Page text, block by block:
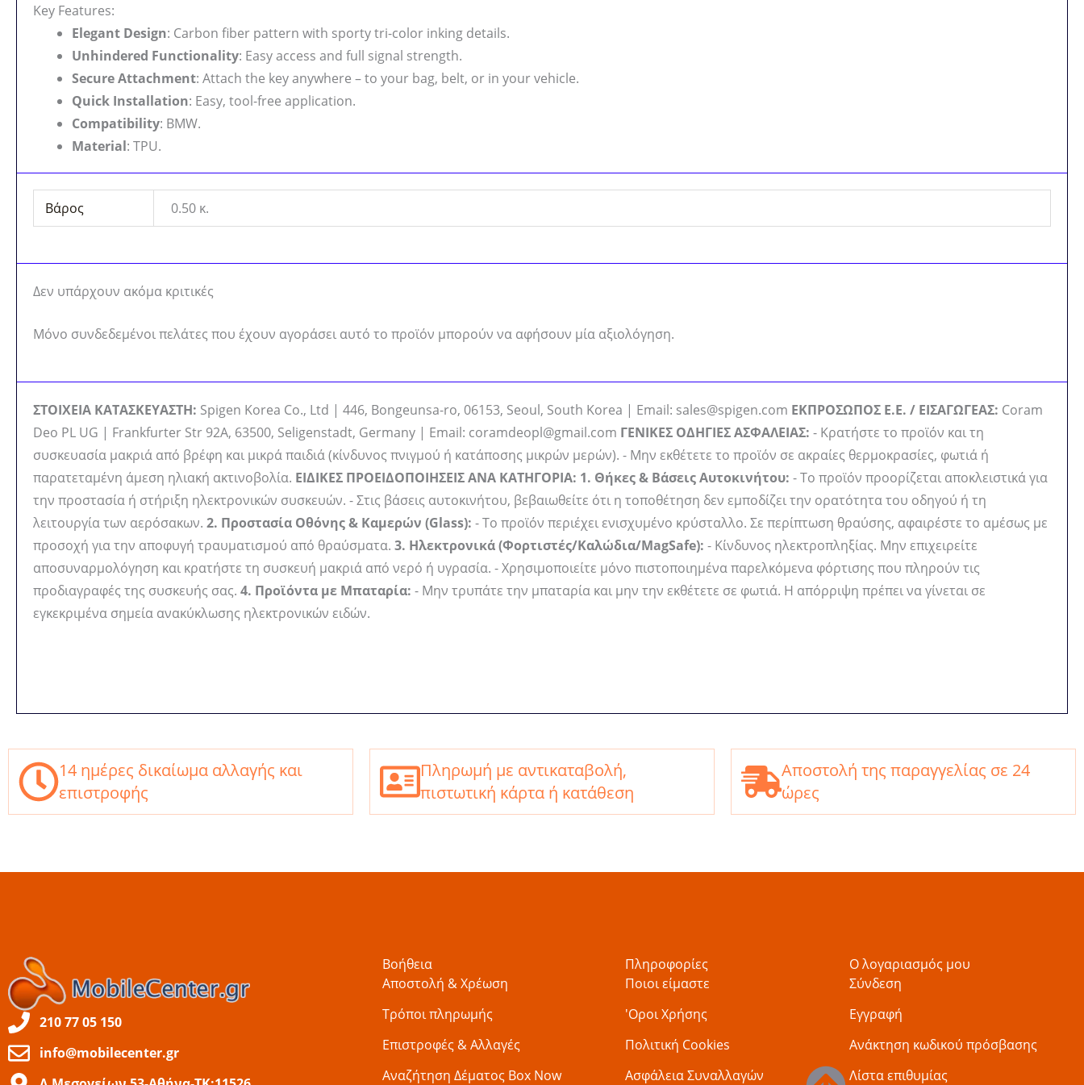
Key Features:
Elegant Design: Carbon fiber pattern with sporty tri-color inking details.
Unhindered Functionality: Easy access and full signal strength.
Secure Attachment: Attach the key anywhere – to your bag, belt, or in your vehicle.
Quick Installation: Easy, tool-free application.
Compatibility: BMW.
Material: TPU.
Βάρος 0.50 κ.
Δεν υπάρχουν ακόμα κριτικές
Μόνο συνδεδεμένοι πελάτες που έχουν αγοράσει αυτό το προϊόν μπορούν να αφήσουν μία αξιολόγηση.
ΣΤΟΙΧΕΙΑ ΚΑΤΑΣΚΕΥΑΣΤΗ: Spigen Korea Co., Ltd | 446, Bongeunsa-ro, 06153, Seoul, South Korea | Email: sales@spigen.com ΕΚΠΡΟΣΩΠΟΣ Ε.Ε. / ΕΙΣΑΓΩΓΕΑΣ: Coram
Deo PL UG | Frankfurter Str 92A, 63500, Seligenstadt, Germany | Email: coramdeopl@gmail.com ΓΕΝΙΚΕΣ ΟΔΗΓΙΕΣ ΑΣΦΑΛΕΙΑΣ: - Κρατήστε το προϊόν και τη
συσκευασία μακριά από βρέφη και μικρά παιδιά (κίνδυνος πνιγμού ή κατάποσης μικρών μερών). - Μην εκθέτετε το προϊόν σε ακραίες θερμοκρασίες, φωτιά ή
παρατεταμένη άμεση ηλιακή ακτινοβολία. ΕΙΔΙΚΕΣ ΠΡΟΕΙΔΟΠΟΙΗΣΕΙΣ ΑΝΑ ΚΑΤΗΓΟΡΙΑ: 1. Θήκες & Βάσεις Αυτοκινήτου: - Το προϊόν προορίζεται αποκλειστικά για
την προστασία ή στήριξη ηλεκτρονικών συσκευών. - Στις βάσεις αυτοκινήτου, βεβαιωθείτε ότι η τοποθέτηση δεν εμποδίζει την ορατότητα του οδηγού ή τη
λειτουργία των αερόσακων. 2. Προστασία Οθόνης & Καμερών (Glass): - Το προϊόν περιέχει ενισχυμένο κρύσταλλο. Σε περίπτωση θραύσης, αφαιρέστε το αμέσως με
προσοχή για την αποφυγή τραυματισμού από θραύσματα. 3. Ηλεκτρονικά (Φορτιστές/Καλώδια/MagSafe): - Κίνδυνος ηλεκτροπληξίας. Μην επιχειρείτε
αποσυναρμολόγηση και κρατήστε τη συσκευή μακριά από νερό ή υγρασία. - Χρησιμοποιείτε μόνο πιστοποιημένα παρελκόμενα φόρτισης που πληρούν τις
προδιαγραφές της συσκευής σας. 4. Προϊόντα με Μπαταρία: - Μην τρυπάτε την μπαταρία και μην την εκθέτετε σε φωτιά. Η απόρριψη πρέπει να γίνεται σε
εγκεκριμένα σημεία ανακύκλωσης ηλεκτρονικών ειδών.
14 ημέρες δικαίωμα αλλαγής και
επιστροφής
Πληρωμή με αντικαταβολή,
πιστωτική κάρτα ή κατάθεση
Αποστολή της παραγγελίας σε 24
ώρες
210 77 05 150
info@mobilecenter.gr
Βοήθεια
Αποστολή & Χρέωση
Τρόποι πληρωμής
Επιστροφές & Αλλαγές
Αναζήτηση Δέματος Box Now
Πληροφορίες
Ποιοι είμαστε
'Οροι Χρήσης
Πολιτική Cookies
Ασφάλεια Συναλλαγών
Ο λογαριασμός μου
Σύνδεση
Εγγραφή
Ανάκτηση κωδικού πρόσβασης
Λίστα επιθυμίας